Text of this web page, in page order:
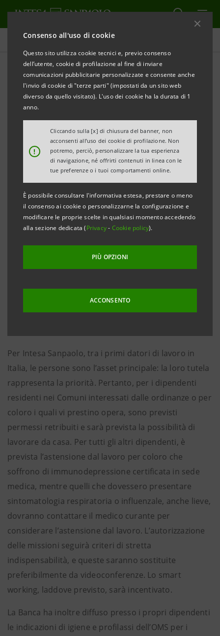
Consenso all'uso di cookie
Questo sito utilizza cookie tecnici e, previo consenso
dell’utente, cookie di profilazione al fine di inviare
comunicazioni pubblicitarie personalizzate e consente anche
l'invio di cookie di "terze parti" (impostati da un sito web
diverso da quello visitato). L'uso dei cookie ha la durata di 1
anno.
!
Cliccando sulla [x] di chiusura del banner, non
acconsenti all’uso dei cookie di profilazione. Non
potremo, perciò, personalizzare la tua esperienza
di navigazione, né offrirti contenuti in linea con le
tue preferenze o i tuoi comportamenti online.
È possibile consultare l'informativa estesa, prestare o meno
il consenso ai cookie o personalizzarne la configurazione e
modificare le proprie scelte in qualsiasi momento accedendo
alla sezione dedicata (Privacy- Cookie policy).
PIÙ OPZIONI
ACCONSENTO
Comunicati stampa
STAMPA AGGIORNA
COMUNICATO STAMPA
INTESA SANPAOLO: MISURE DI TUTELA DAL
Milano, 23 febbraio 2020 – Con riferimento alle
misure di tutela dal Coronavirus (COVID - 2019),
Intesa Sanpaolo rende noto di aver disposto la
chiusura delle filiali dei Comuni oggetto dei
provvedimenti governativi: Codogno, Castiglione
d’Adda, Casalpusterlengo, Fombio, Maleo, Somaglia,
Bertonico, Terranova dei Passerini, Castelgerundo e
provincia di Padova. In tutti questi Comuni
resteranno restano operativi gli sportelli ATM. In tutti
gli altri Comuni italiani, le filiali sono regolarmente
aperte. Intesa Sanpaolo è pronta ad attivare le misure
richieste anche in altri Comuni se si rendesse
Per Intesa Sanpaolo, tra i primi datori di lavoro in
Italia, le persone sono l’asset principale: la loro tutela
rappresenta la priorità. Pertanto, per i dipendenti
residenti nei Comuni interessati dalle ordinanze o per
coloro i quali vi prestino opera, sono previsti
permessi retribuiti e sarà prevista la possibilità di
lavorare da casa. Per tutti gli altri dipendenti, è
prevista l’astensione dal lavoro per coloro che
soffrono di immunodepressione certificata in sede
medica, mentre quelli che dovessero presentare
sintomatologia respiratoria o influenzale, anche lieve,
dovranno contattare il medico curante per
considerare l’astensione dal lavoro. L’autorizzazione
delle missioni seguirà criteri di stretta
indispensabilità, e queste saranno sostituite
preferibilmente da videoconferenze. Lo smart
working, laddove previsto, sarà incentivato.
La Banca ha inoltre diffuso presso i propri dipendenti
le indicazioni di igiene e profilassi dell’OMS per i